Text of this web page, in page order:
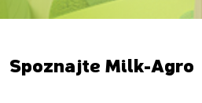
Spoznajte Milk-Agro